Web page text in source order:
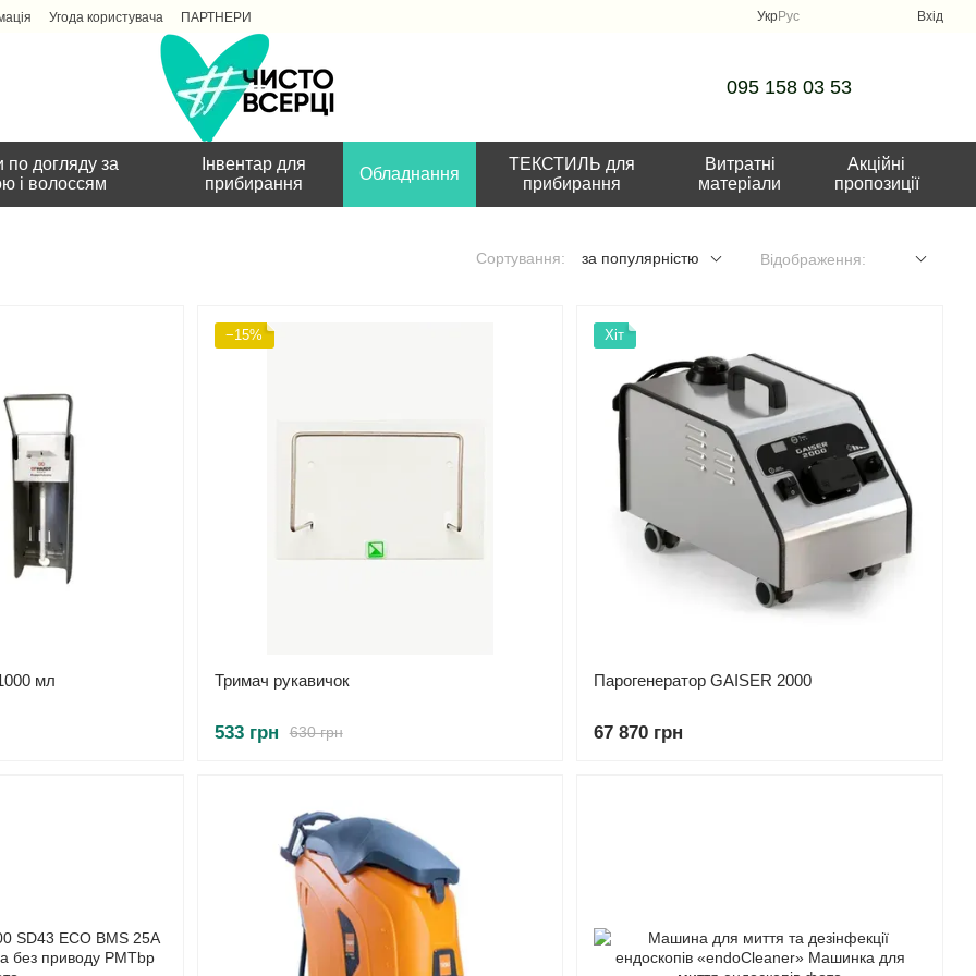
Угода користувача ПАРТНЕРИ УкрРус Вхід
095 158 03 53
по догляду за
і волоссям
Інвентар для
прибирання
Обладнання
ТЕКСТИЛЬ для
прибирання
Витратні
матеріали
Акційні
пропозиції
Сортування: за популярністю Відображення:
мл
−15%
Тримач рукавичок
630 грн
533 грн
Хіт
Парогенератор GAISER 2000
67 870 грн